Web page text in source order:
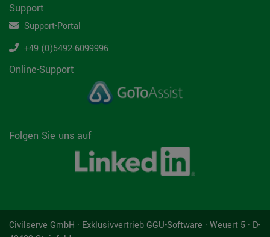
Support
Support-Portal
+49 (0)5492-6099996
Online-Support
Folgen Sie uns auf
Civilserve GmbH · Exklusivvertrieb GGU-Software · Weuert 5 · D-